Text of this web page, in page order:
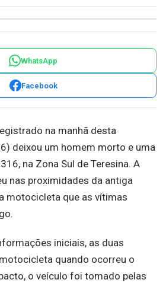
WhatsApp
Facebook
na manhã desta
deixou um homem morto e uma
na Zona Sul de Teresina. A
nas proximidades da antiga
motocicleta que as vítimas
iniciais, as duas
quando ocorreu o
o veículo foi tomado pelas